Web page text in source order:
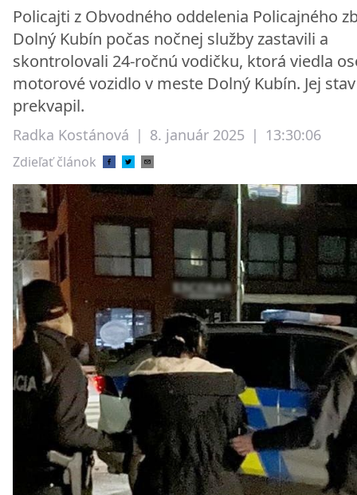
Policajti z Obvodného oddelenia Policajného
Dolný Kubín počas nočnej služby zastavili a
skontrolovali 24-ročnú vodičku, ktorá viedla
motorové vozidlo v meste Dolný Kubín. Jej
prekvapil.
Radka Kostánová | 8. január 2025 | 13:30:06
Zdieľať článok